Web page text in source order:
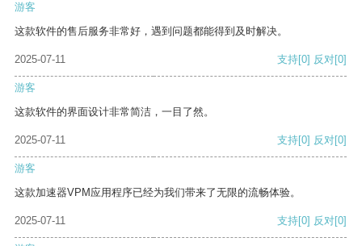
游客
这款软件的售后服务非常好，遇到问题都能得到及时解决。
2025-07-11 支持[0] 反对[0]
游客
这款软件的界面设计非常简洁，一目了然。
2025-07-11 支持[0] 反对[0]
游客
这款加速器VPM应用程序已经为我们带来了无限的流畅体验。
2025-07-11 支持[0] 反对[0]